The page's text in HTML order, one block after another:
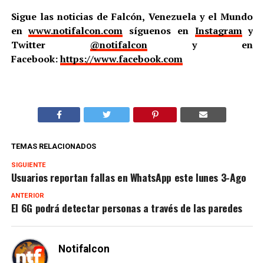
Sigue las noticias de Falcón, Venezuela y el Mundo
enwww.notifalcon.com síguenos en Instagramy
Twitter @notifalcony en
Facebook:https://www.facebook.com
TEMAS RELACIONADOS
SIGUIENTE
Usuarios reportan fallas en WhatsApp este lunes 3-Ago
ANTERIOR
El 6G podrá detectar personas a través de las paredes
Notifalcon